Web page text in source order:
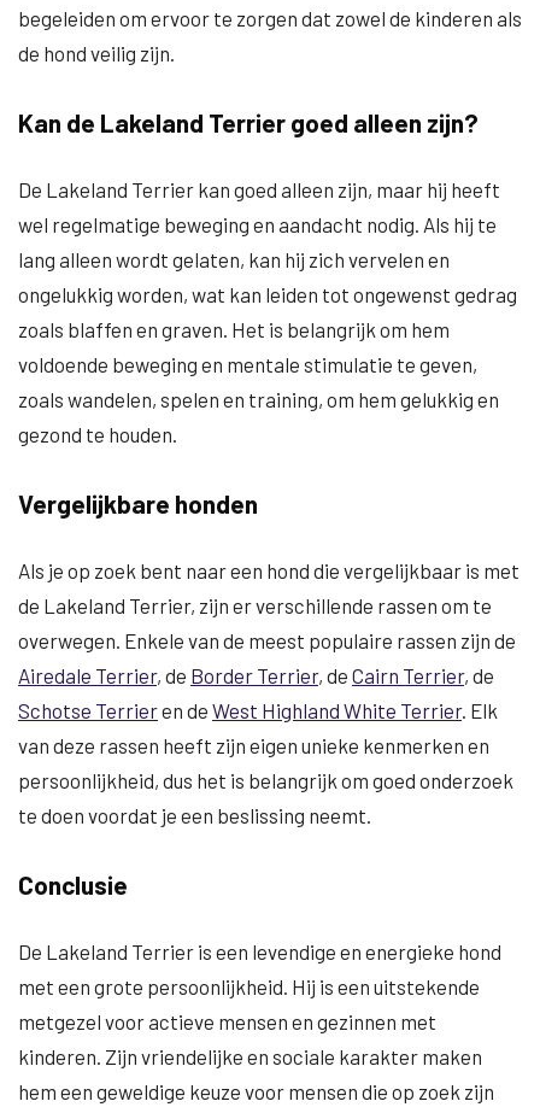
begeleiden om ervoor te zorgen dat zowel de kinderen als
de hond veilig zijn.
Kan de Lakeland Terrier goed alleen zijn?
De Lakeland Terrier kan goed alleen zijn, maar hij heeft
wel regelmatige beweging en aandacht nodig. Als hij te
lang alleen wordt gelaten, kan hij zich vervelen en
ongelukkig worden, wat kan leiden tot ongewenst gedrag
zoals blaffen en graven. Het is belangrijk om hem
voldoende beweging en mentale stimulatie te geven,
zoals wandelen, spelen en training, om hem gelukkig en
gezond te houden.
Vergelijkbare honden
Als je op zoek bent naar een hond die vergelijkbaar is met
de Lakeland Terrier, zijn er verschillende rassen om te
overwegen. Enkele van de meest populaire rassen zijn de
Airedale Terrier, de Border Terrier, de Cairn Terrier, de
Schotse Terrieren de West Highland White Terrier. Elk
van deze rassen heeft zijn eigen unieke kenmerken en
persoonlijkheid, dus het is belangrijk om goed onderzoek
te doen voordat je een beslissing neemt.
Conclusie
De Lakeland Terrier is een levendige en energieke hond
met een grote persoonlijkheid. Hij is een uitstekende
metgezel voor actieve mensen en gezinnen met
kinderen. Zijn vriendelijke en sociale karakter maken
hem een geweldige keuze voor mensen die op zoek zijn